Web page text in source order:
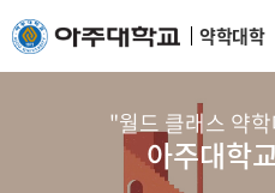
약학대학
"월드 클래스 약
아주대학